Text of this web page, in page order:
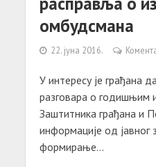
омбудсмана
22. јуна 2016.
У интересу је грађана
разговара о годишњим
Заштитника грађана и
информације од јавног
формирање...